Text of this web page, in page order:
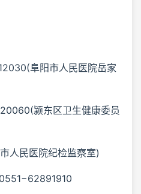
阜阳市人民医院岳家
颍东区卫生健康委员
民医院纪检监察室)